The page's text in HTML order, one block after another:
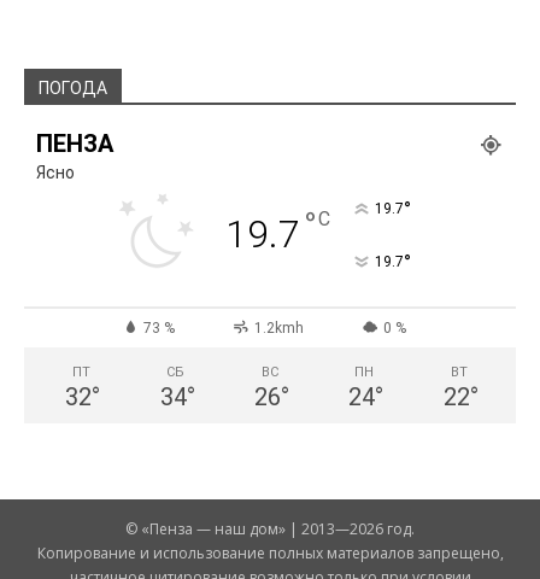
ПОГОДА
ПЕНЗА
Ясно
19.7 °C 19.7°
19.7°
73 % 1.2kmh 0 %
ПТ
32°
СБ
34°
ВС
26°
ПН
24°
ВТ
22°
© «Пенза — наш дом» | 2013—2026 год.
Копирование и использование полных материалов запрещено,